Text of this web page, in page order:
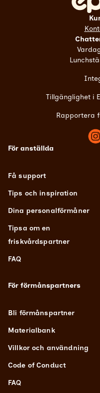
Tillgänglighet i
Rapportera
För anställda
Få support
Tips och inspiration
Dina personalförmåner
Tipsa om en
friskvårdspartner
FAQ
För förmånspartners
Bli förmånspartner
Materialbank
Villkor och användning
Code of Conduct
FAQ